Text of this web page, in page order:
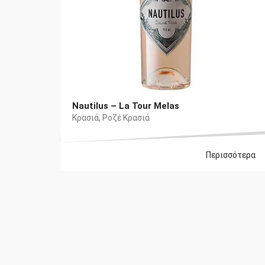
Nautilus – La Tour Melas
Κρασιά, Ροζέ Κρασιά
Περισσότερα